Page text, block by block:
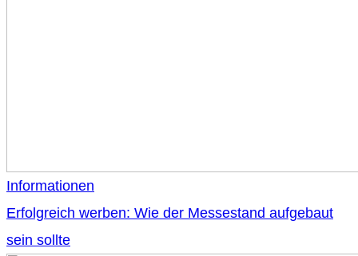
Informationen
Erfolgreich werben: Wie der Messestand aufgebaut
sein sollte